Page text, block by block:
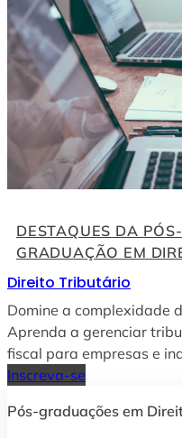
DESTAQUES DA
GRADUAÇÃO EM
Direito Tributário
Domine a complexidade
Aprenda a gerenciar
fiscal para empresas e
Inscreva-se
Pós-graduações em